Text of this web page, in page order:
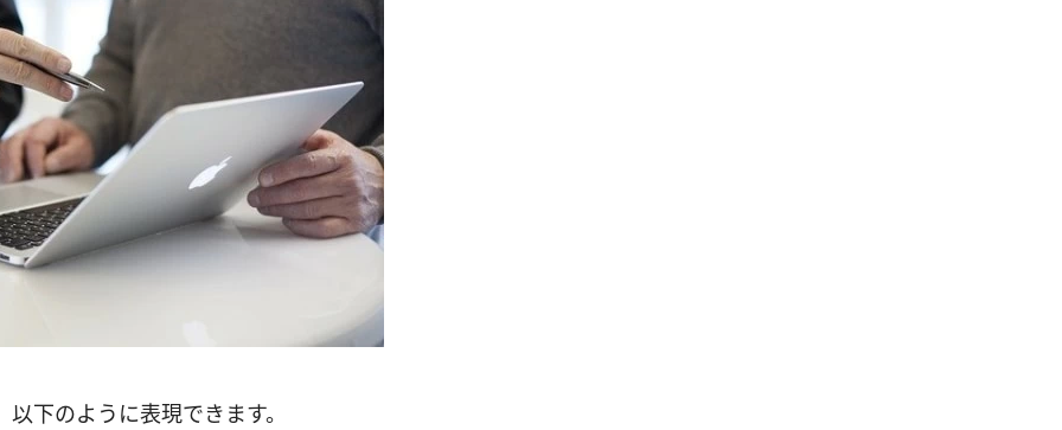
下のように表現できます。